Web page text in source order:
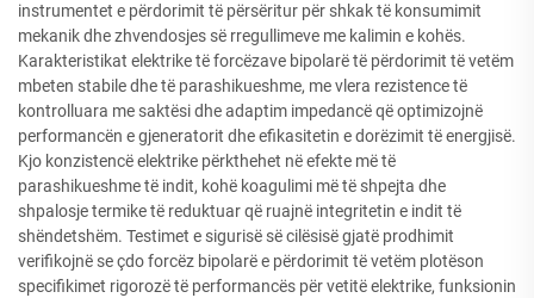
instrumentet e përdorimit të përsëritur për shkak të konsumimit
mekanik dhe zhvendosjes së rregullimeve me kalimin e kohës.
Karakteristikat elektrike të forcëzave bipolarë të përdorimit të vetëm
mbeten stabile dhe të parashikueshme, me vlera rezistence të
kontrolluara me saktësi dhe adaptim impedancë që optimizojnë
performancën e gjeneratorit dhe efikasitetin e dorëzimit të energjisë.
Kjo konzistencë elektrike përkthehet në efekte më të
parashikueshme të indit, kohë koagulimi më të shpejta dhe
shpalosje termike të reduktuar që ruajnë integritetin e indit të
shëndetshëm. Testimet e sigurisë së cilësisë gjatë prodhimit
verifikojnë se çdo forcëz bipolarë e përdorimit të vetëm plotëson
specifikimet rigorozë të performancës për vetitë elektrike, funksionin